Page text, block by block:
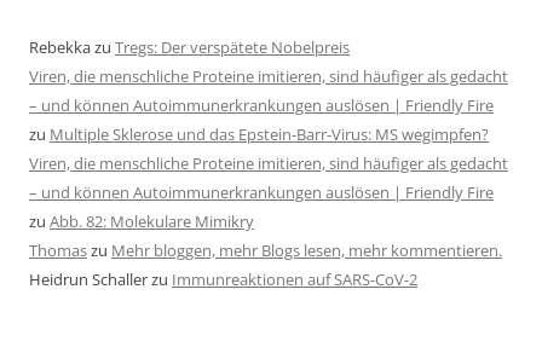
Rebekkazu Tregs: Der verspätete Nobelpreis
Viren, die menschliche Proteine imitieren, sind häufiger als gedacht
– und können Autoimmunerkrankungen auslösen | Friendly Fire
zu Multiple Sklerose und das Epstein-Barr-Virus: MS wegimpfen?
Viren, die menschliche Proteine imitieren, sind häufiger als gedacht
– und können Autoimmunerkrankungen auslösen | Friendly Fire
zu Abb. 82: Molekulare Mimikry
Thomaszu Mehr bloggen, mehr Blogs lesen, mehr kommentieren.
Heidrun Schallerzu Immunreaktionen auf SARS-CoV-2